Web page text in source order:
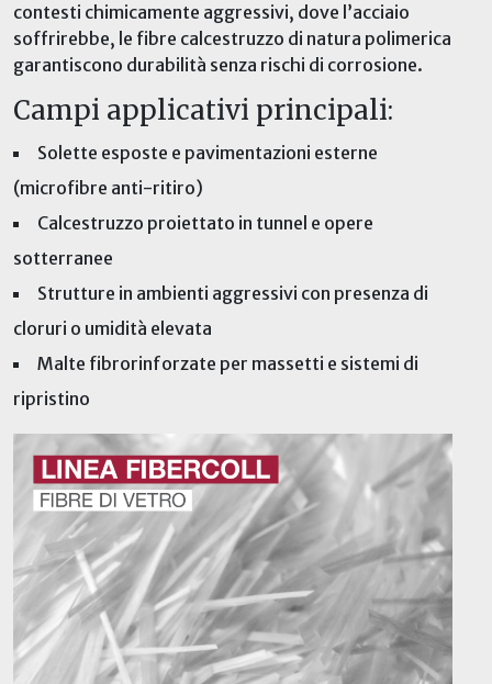
contesti chimicamente aggressivi, dove l’acciaio
soffrirebbe, le fibre calcestruzzo di natura polimerica
garantiscono durabilità senza rischi di corrosione.
Campi applicativi principali:
Solette esposte e pavimentazioni esterne
(microfibre anti-ritiro)
Calcestruzzo proiettato in tunnel e opere
sotterranee
Strutture in ambienti aggressivi con presenza di
cloruri o umidità elevata
Malte fibrorinforzate per massetti e sistemi di
ripristino